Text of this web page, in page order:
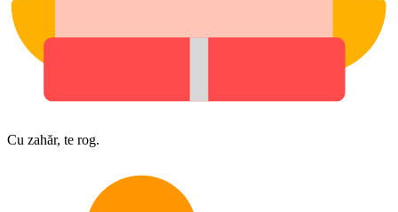
Cu zahăr, te rog.